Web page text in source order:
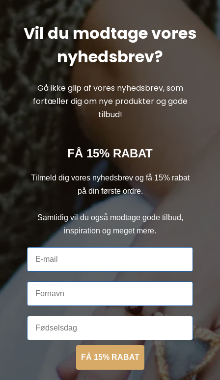
Vil du modtage vores
nyhedsbrev?
Gå ikke glip af vores nyhedsbrev, som
fortæller dig om nye produkter og gode
tilbud!
FÅ 15% RABAT
Tilmeld dig vores nyhedsbrev og få 15% rabat
på din første ordre.
Samtidig vil du også modtage gode tilbud,
inspiration og meget mere.
FÅ 15% RABAT